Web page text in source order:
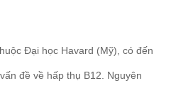
Đại học Havard (Mỹ), có đến
đề về hấp thụ B12. Nguyên